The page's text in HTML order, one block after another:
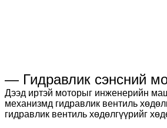
— Гидравлик сэнсний
Дээд иртэй моторыг инженерийн
механизмд гидравлик вентиль
гидравлик вентиль хөдөлгүүрийг